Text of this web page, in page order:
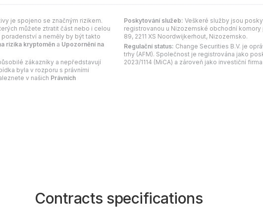
je spojeno se značným rizikem.
můžete ztratit část nebo i celou
a neměly by být takto
rizika kryptoměn a Upozornění na
zákazníky a nepředstavují
byla v rozporu s právními
v našich Právních
Poskytování služeb: Veškeré služby jsou
registrovanou u Nizozemské obchodní
89, 2211 XS Noordwijkerhout, Nizozemsko.
Regulační status: Change Securities B.V. je
trhy (AFM). Společnost je registrována jako
2023/1114 (MiCA) a zároveň jako investiční
Contracts specifications